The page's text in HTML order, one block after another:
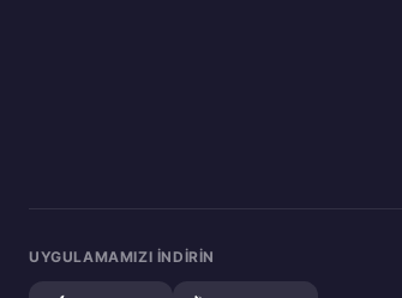
UYGULAMAMIZI INDIRIN